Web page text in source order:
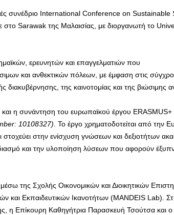
συνέδριο International Conference on Sustainable
Sarawak της Μαλαισίας, με διοργανωτή το
ερευνητών και επαγγελματιών που
και ανθεκτικών πόλεων, με έμφαση στις
της καινοτομίας και της βιώσιμης
η συνάντηση του ευρωπαϊκού έργου
10108327). Το έργο χρηματοδοτείται από την
στην ενίσχυση γνώσεων και δεξιοτήτων
και την υλοποίηση λύσεων που αφορούν
της Σχολής Οικονομικών και Διοικητικών
και Εκπαιδευτικών Ικανοτήτων (MANDEIS Lab).
η Επίκουρη Καθηγήτρια Παρασκευή Τσούτσα και ο